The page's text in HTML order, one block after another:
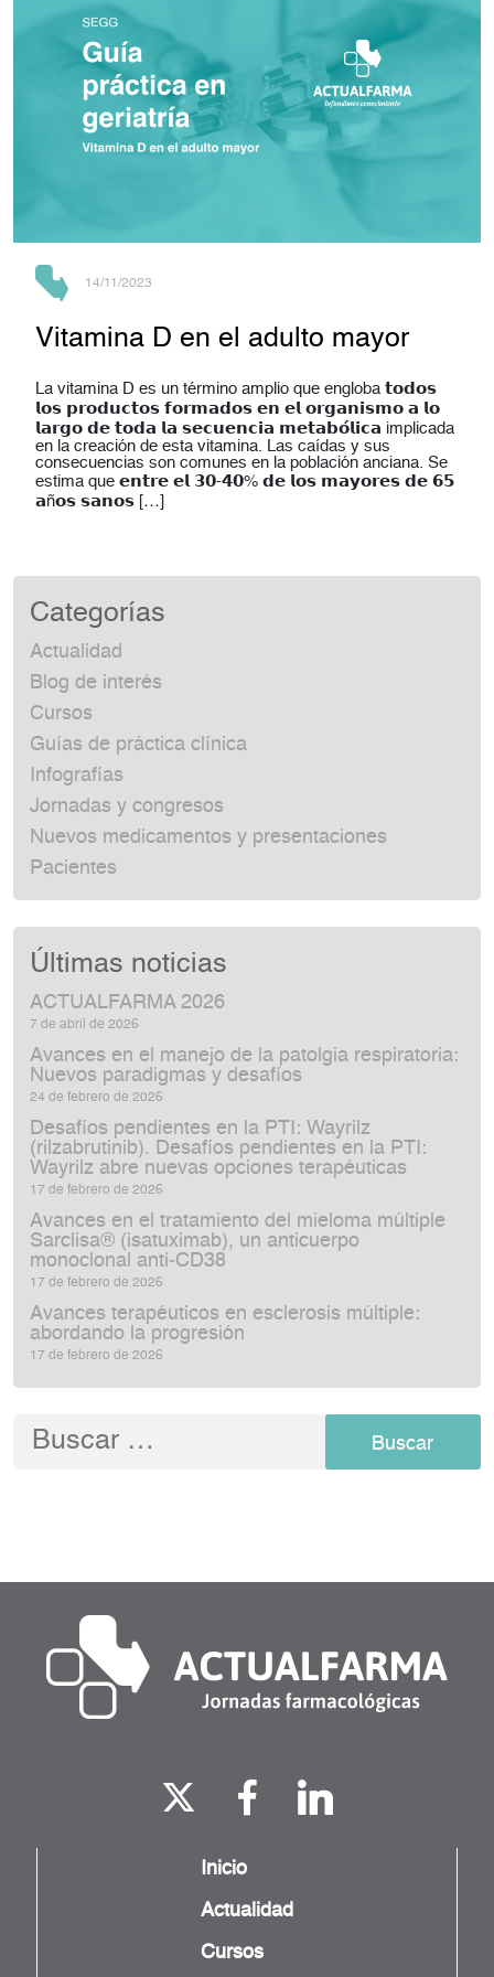
14/11/2023
Vitamina D en el adulto mayor
La vitamina D es un término amplio que engloba 𝘁𝗼𝗱𝗼𝘀
𝗹𝗼𝘀 𝗽𝗿𝗼𝗱𝘂𝗰𝘁𝗼𝘀 𝗳𝗼𝗿𝗺𝗮𝗱𝗼𝘀 𝗲𝗻 𝗲𝗹 𝗼𝗿𝗴𝗮𝗻𝗶𝘀𝗺𝗼 𝗮 𝗹𝗼
𝗹𝗮𝗿𝗴𝗼 𝗱𝗲 𝘁𝗼𝗱𝗮 𝗹𝗮 𝘀𝗲𝗰𝘂𝗲𝗻𝗰𝗶𝗮 𝗺𝗲𝘁𝗮𝗯𝗼́𝗹𝗶𝗰𝗮 implicada
en la creación de esta vitamina. Las caídas y sus
consecuencias son comunes en la población anciana. Se
estima que 𝗲𝗻𝘁𝗿𝗲 𝗲𝗹 𝟯𝟬-𝟰𝟬% 𝗱𝗲 𝗹𝗼𝘀 𝗺𝗮𝘆𝗼𝗿𝗲𝘀 𝗱𝗲 𝟲𝟱
𝗮ñ𝗼𝘀 𝘀𝗮𝗻𝗼𝘀 […]
Categorías
Actualidad
Blog de interés
Cursos
Guías de práctica clínica
Infografías
Jornadas y congresos
Nuevos medicamentos y presentaciones
Pacientes
Últimas noticias
ACTUALFARMA 2026
7 de abril de 2026
Avances en el manejo de la patolgia respiratoria:
Nuevos paradigmas y desafíos
24 de febrero de 2026
Desafíos pendientes en la PTI: Wayrilz
(rilzabrutinib). Desafíos pendientes en la PTI:
Wayrilz abre nuevas opciones terapéuticas
17 de febrero de 2026
Avances en el tratamiento del mieloma múltiple
Sarclisa® (isatuximab), un anticuerpo
monoclonal anti‑CD38
17 de febrero de 2026
Avances terapéuticos en esclerosis múltiple:
abordando la progresión
17 de febrero de 2026
Buscar:
Inicio
Actualidad
Cursos